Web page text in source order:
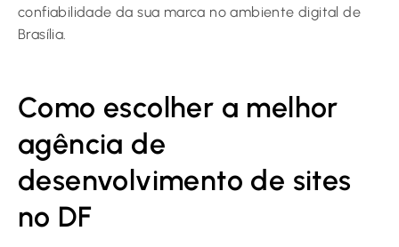
confiabilidade da sua marca no ambiente digital de
Brasília.
Como escolher a melhor
agência de
desenvolvimento de sites
no DF